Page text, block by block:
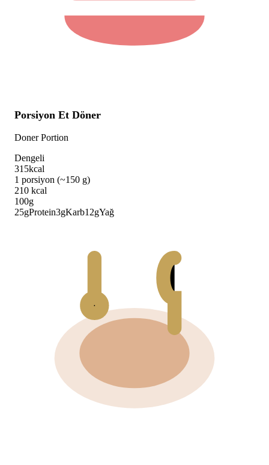
Porsiyon Et Döner
Doner Portion
Dengeli
315kcal
1 porsiyon (~150 g)
210 kcal
100g
25gProtein3gKarb12gYağ